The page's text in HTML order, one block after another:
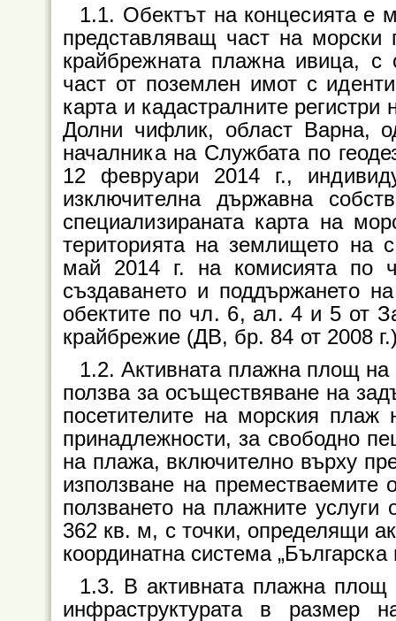
1.1. Обектът на концесията е
представляващ част на морски
крайбрежната плажна ивица,
част от поземлен имот с
карта и кадастралните
Долни чифлик, област Варна,
началника на Службата по
12 февруари 2014 г.,
изключителна държавна
специализираната карта на
територията на землището на
май 2014 г. на комисията
създаването и поддържането
обектите по чл. 6, ал. 4 и 5 от
крайбрежие (ДВ, бр. 84 от 2008
1.2. Активната плажна площ на
ползва за осъществяване на
посетителите на морския
принадлежности, за свободно
на плажа, включително върху
използване на преместваемите
ползването на плажните
362 кв. м, с точки, определящи
координатна система
1.3. В активната плажна
инфраструктурата в размер